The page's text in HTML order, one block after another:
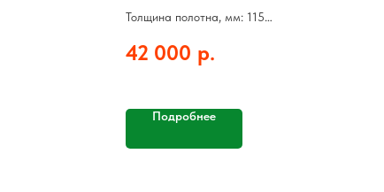
Толщина полотна, мм: 115
Цвет: Софт капучино
42 000 р.
Подробнее